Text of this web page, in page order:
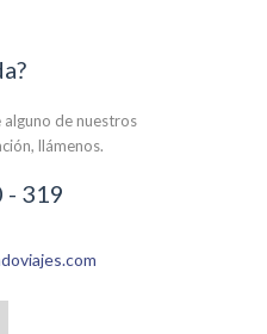
alguno de nuestros
llámenos.
319